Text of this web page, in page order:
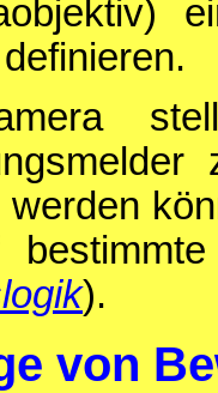
werden
).
von